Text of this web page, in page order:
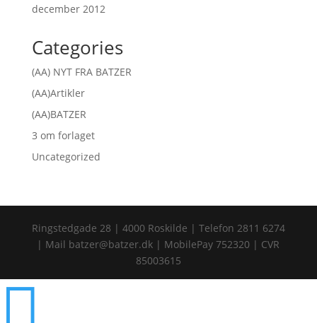
december 2012
Categories
(AA) NYT FRA BATZER
(AA)Artikler
(AA)BATZER
3 om forlaget
Uncategorized
Ringstedgade 28 | 4000 Roskilde | Telefon 2811 6274
| Mail batzer@batzer.dk | MobilePay 752320 | CVR
85003615